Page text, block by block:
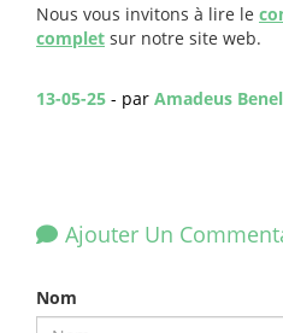
Nous vous invitons à lire le
complet sur notre site web.
13-05-25 - par Amadeus
Ajouter Un
Nom